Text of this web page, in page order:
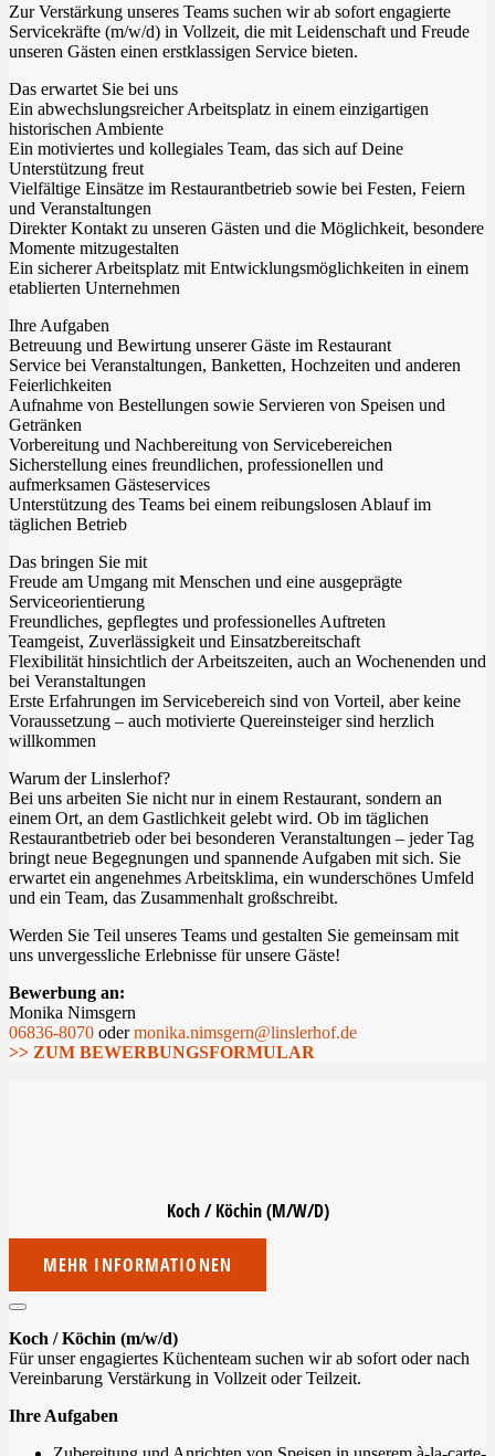
Zur Verstärkung unseres Teams suchen wir ab sofort engagierte
Servicekräfte (m/w/d) in Vollzeit, die mit Leidenschaft und Freude
unseren Gästen einen erstklassigen Service bieten.
Das erwartet Sie bei uns
Ein abwechslungsreicher Arbeitsplatz in einem einzigartigen
historischen Ambiente
Ein motiviertes und kollegiales Team, das sich auf Deine
Unterstützung freut
Vielfältige Einsätze im Restaurantbetrieb sowie bei Festen, Feiern
und Veranstaltungen
Direkter Kontakt zu unseren Gästen und die Möglichkeit, besondere
Momente mitzugestalten
Ein sicherer Arbeitsplatz mit Entwicklungsmöglichkeiten in einem
etablierten Unternehmen
Ihre Aufgaben
Betreuung und Bewirtung unserer Gäste im Restaurant
Service bei Veranstaltungen, Banketten, Hochzeiten und anderen
Feierlichkeiten
Aufnahme von Bestellungen sowie Servieren von Speisen und
Getränken
Vorbereitung und Nachbereitung von Servicebereichen
Sicherstellung eines freundlichen, professionellen und
aufmerksamen Gästeservices
Unterstützung des Teams bei einem reibungslosen Ablauf im
täglichen Betrieb
Das bringen Sie mit
Freude am Umgang mit Menschen und eine ausgeprägte
Serviceorientierung
Freundliches, gepflegtes und professionelles Auftreten
Teamgeist, Zuverlässigkeit und Einsatzbereitschaft
Flexibilität hinsichtlich der Arbeitszeiten, auch an Wochenenden und
bei Veranstaltungen
Erste Erfahrungen im Servicebereich sind von Vorteil, aber keine
Voraussetzung – auch motivierte Quereinsteiger sind herzlich
willkommen
Warum der Linslerhof?
Bei uns arbeiten Sie nicht nur in einem Restaurant, sondern an
einem Ort, an dem Gastlichkeit gelebt wird. Ob im täglichen
Restaurantbetrieb oder bei besonderen Veranstaltungen – jeder Tag
bringt neue Begegnungen und spannende Aufgaben mit sich. Sie
erwartet ein angenehmes Arbeitsklima, ein wunderschönes Umfeld
und ein Team, das Zusammenhalt großschreibt.
Werden Sie Teil unseres Teams und gestalten Sie gemeinsam mit
uns unvergessliche Erlebnisse für unsere Gäste!
Bewerbung an:
Monika Nimsgern
06836-8070 odermonika.nimsgern@linslerhof.de
>> ZUM BEWERBUNGSFORMULAR
Koch / Köchin(M/W/D)
MEHR INFORMATIONEN
Koch / Köchin (m/w/d)
Für unser engagiertes Küchenteam suchen wir ab sofort oder nach
Vereinbarung Verstärkung in Vollzeit oder Teilzeit.
Ihre Aufgaben